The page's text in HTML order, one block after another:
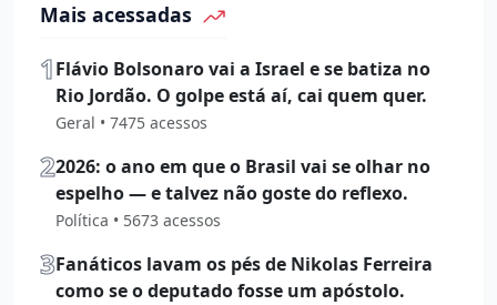
Mais acessadas
1Flávio Bolsonaro vai a Israel e se batiza no
Rio Jordão. O golpe está aí, cai quem quer.
Geral • 7475 acessos
22026: o ano em que o Brasil vai se olhar no
espelho — e talvez não goste do reflexo.
Política • 5673 acessos
3Fanáticos lavam os pés de Nikolas Ferreira
como se o deputado fosse um apóstolo.